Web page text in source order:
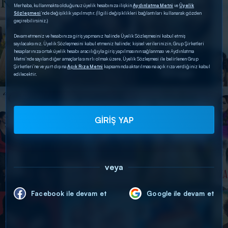
Merhaba, kullanmakta olduğunuz üyelik hesabınıza ilişkinAydınlatma Metni veÜyelik
Sözleşmesi’nde değişiklik yapılmıştır. (İlgili değişiklikleri bağlantıları kullanarak gözden
geçirebilirsiniz.)
Devam etmeniz ve hesabınıza giriş yapmanız halinde Üyelik Sözleşmesini kabul etmiş
sayılacaksınız. Üyelik Sözleşmesini kabul etmeniz halinde; kişisel verilerinizin, Grup Şirketleri
hesaplarınıza ortak üyelik hesabı aracılığıyla giriş yapılmasının sağlanması ve Aydınlatma
Metni’nde sayılan diğer amaçlarla sınırlı olmak üzere, Üyelik Sözleşmesi ile belirlenen Grup
Şirketleri’ne ve yurt dışınaAçık Rıza Metni kapsamında aktarılmasına açık rıza verdiğiniz kabul
edilecektir.
GİRİŞ YAP
veya
Facebook ile devam et Google ile devam et